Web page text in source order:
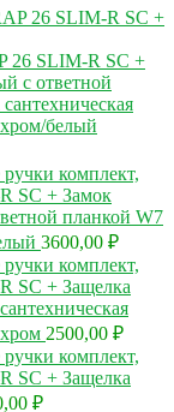
26 SLIM-R SC +
с ответной
белый
комплект,
SC + Замок
планкой W7
3600,00 ₽
комплект,
SC + Защелка
2500,00 ₽
комплект,
SC + Защелка
₽